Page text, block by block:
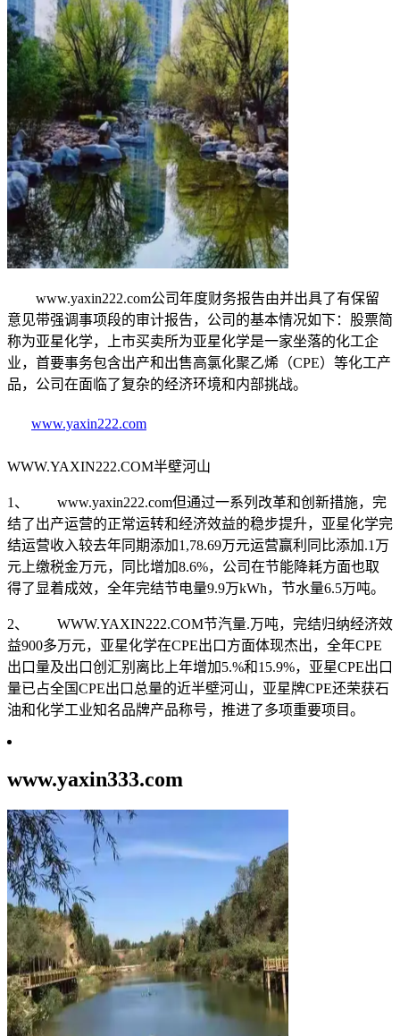
www.yaxin222.com公司年度财务报告由并出具了有保留
意见带强调事项段的审计报告，公司的基本情况如下：股票简
称为亚星化学，上市买卖所为亚星化学是一家坐落的化工企
业，首要事务包含出产和出售高氯化聚乙烯（CPE）等化工产
品，公司在面临了复杂的经济环境和内部挑战。
www.yaxin222.com
WWW.YAXIN222.COM半壁河山
1、 www.yaxin222.com但通过一系列改革和创新措施，完
结了出产运营的正常运转和经济效益的稳步提升，亚星化学完
结运营收入较去年同期添加1,78.69万元运营赢利同比添加.1万
元上缴税金万元，同比增加8.6%，公司在节能降耗方面也取
得了显着成效，全年完结节电量9.9万kWh，节水量6.5万吨。
2、 WWW.YAXIN222.COM节汽量.万吨，完结归纳经济效
益900多万元，亚星化学在CPE出口方面体现杰出，全年CPE
出口量及出口创汇别离比上年增加5.%和15.9%，亚星CPE出口
量已占全国CPE出口总量的近半壁河山，亚星牌CPE还荣获石
油和化学工业知名品牌产品称号，推进了多项重要项目。
www.yaxin333.com